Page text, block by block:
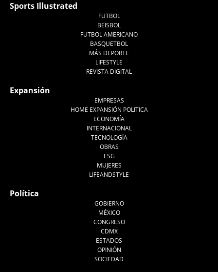
Sports Illustrated
FUTBOL
BEISBOL
FUTBOL AMERICANO
BASQUETBOL
MÁS DEPORTE
LIFESTYLE
REVISTA DIGITAL
Expansión
EMPRESAS
HOME EXPANSIÓN POLITICA
ECONOMÍA
INTERNACIONAL
TECNOLOGÍA
OBRAS
ESG
MUJERES
LIFEANDSTYLE
Política
GOBIERNO
MÉXICO
CONGRESO
CDMX
ESTADOS
OPINIÓN
SOCIEDAD